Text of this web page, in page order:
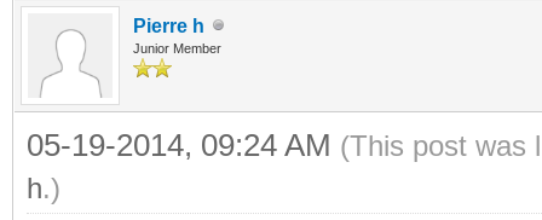
Pierre h
Junior Member
05-19-2014, 09:24 AM (This post was
h.)